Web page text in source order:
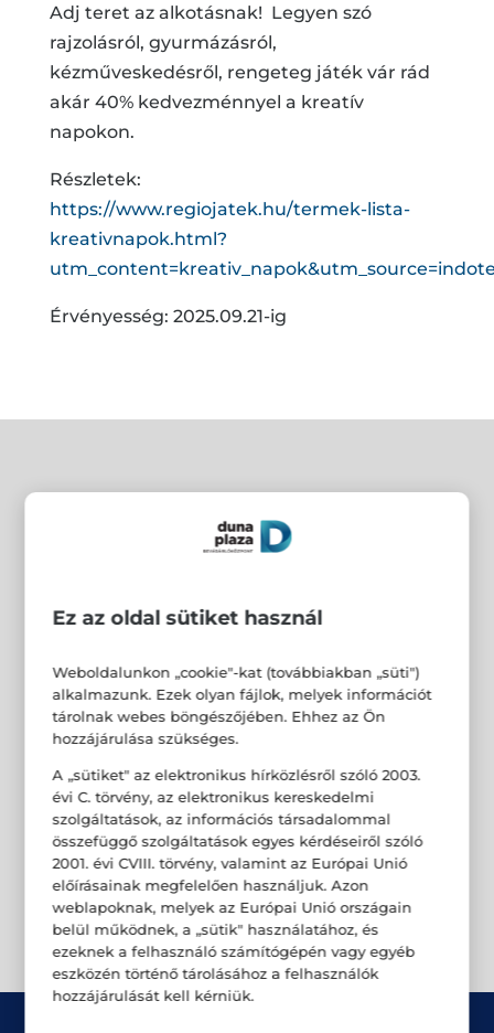
Adj teret az alkotásnak! Legyen szó
rajzolásról, gyurmázásról,
kézműveskedésről, rengeteg játék vár rád
akár 40% kedvezménnyel a kreatív
napokon.
Részletek:
https://www.regiojatek.hu/termek-lista-
kreativnapok.html?
Érvényesség: 2025.09.21-ig
Ez az oldal sütiket használ
Weboldalunkon „cookie"-kat (továbbiakban „süti")
alkalmazunk. Ezek olyan fájlok, melyek információt
tárolnak webes böngészőjében. Ehhez az Ön
hozzájárulása szükséges.
A „sütiket" az elektronikus hírközlésről szóló 2003.
évi C. törvény, az elektronikus kereskedelmi
szolgáltatások, az információs társadalommal
összefüggő szolgáltatások egyes kérdéseiről szóló
2001. évi CVIII. törvény, valamint az Európai Unió
előírásainak megfelelően használjuk. Azon
weblapoknak, melyek az Európai Unió országain
belül működnek, a „sütik" használatához, és
ezeknek a felhasználó számítógépén vagy egyéb
eszközén történő tárolásához a felhasználók
hozzájárulását kell kérniük.